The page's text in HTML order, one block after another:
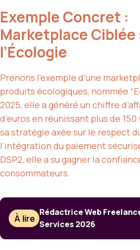
Exemple Concret :
Marketplace Ciblée
l’Écologie
Prenons l’exemple d’une
produits écologiques, nommée
2025, elle a généré un chiffre
d’euros en réunissant plus de
sa stratégie axée sur le respect
l’intégration du paiement
DSP2, elle a su gagner la
consommateurs.
À lire
Rédactrice Web
Services 2026